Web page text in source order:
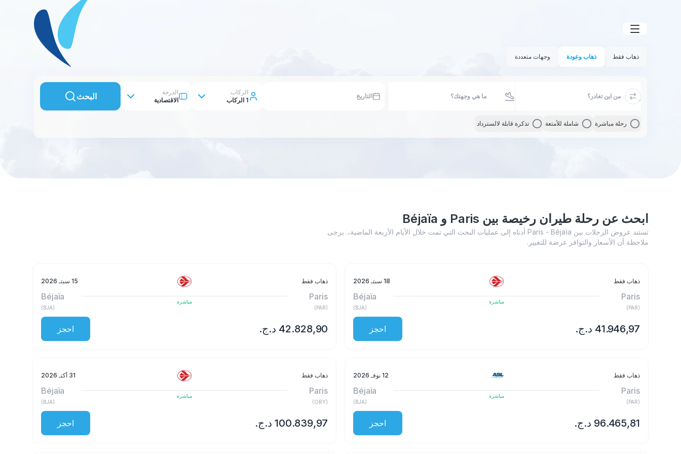
ذهاب فقط ذهاب وعودة وجهات متعددة
التاريخ
الركاب
1 الركاب
الدرجة
الاقتصادية
البحث
رحلة مباشرة شاملة للأمتعة تذكرة قابلة لالسترداد
ابحث عن رحلة طيران رخيصة بين Paris و Béjaïa
تستند عروض الرحلات بين Paris - Béjaïa أدناه إلى عمليات البحث التي تمت خلال الأيام الأربعة الماضية،. يرجى
ملاحظة أن الأسعار والتوافر عرضة للتغيير.
ذهاب فقط 18 سبتـ 2026
Paris
(
PAR
)
مباشرة
Béjaïa
(
BJA
)
احجز
ذهاب فقط 15 سبتـ 2026
Paris
(
PAR
)
مباشرة
Béjaïa
(
BJA
)
احجز
ذهاب فقط 12 نوفـ 2026
Paris
(
PAR
)
مباشرة
Béjaïa
(
BJA
)
احجز
ذهاب فقط 31 أكتـ 2026
Paris
(
ORY
)
مباشرة
Béjaïa
(
BJA
)
احجز